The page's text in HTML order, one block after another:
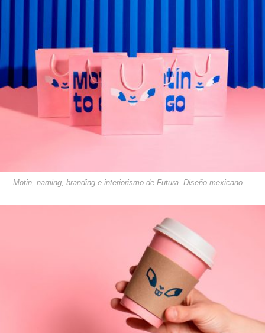
Motin, naming, branding e interiorismo de Futura. Diseño mexicano